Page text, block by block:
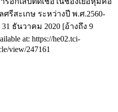
รีสะเกษ ระหว่างปี พ.ศ.2560-
ธันวาคม 2020 [อ้างถึง 9
at: https://he02.tci-
view/247161